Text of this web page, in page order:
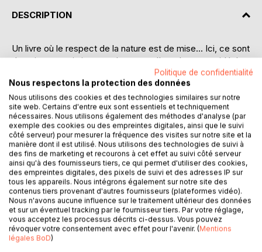
DESCRIPTION
Un livre où le respect de la nature est de mise... Ici, ce sont
des oiseaux qui viennent de trouver l'emplacement idéal
pour construire leur nid. Ils se mettent à la tâche, le
bâtissent, brindille après brindille. Le voilà enfin prêt, ils s'y
installent quand soudain : BROUM, BROUM,
BROUOUOUM...
Une belle histoire mise en images par l'artiste MAD, qui est
allée rechercher dans ses crayons du monde merveilleux
de l'enfance... Cela donne de beaux dessins, pleins de
fraîcheur et de tendresse, pour le plus grand plaisir des
petits et des grands !
Livre n°16 de la collection "Les contes de Valérie
Bonenfant", dont la vocation est :
- d'offrir du beau, de la poésie, de la douceur au monde...
- de susciter chez le lecteur, jeune et moins jeune,
Politique de confidentialité
Nous respectons la protection des données
Nous utilisons des cookies et des technologies similaires sur notre
site web. Certains d'entre eux sont essentiels et techniquement
nécessaires. Nous utilisons également des méthodes d'analyse (par
exemple des cookies ou des empreintes digitales, ainsi que le suivi
côté serveur) pour mesurer la fréquence des visites sur notre site et la
manière dont il est utilisé. Nous utilisons des technologies de suivi à
des fins de marketing et recourons à cet effet au suivi côté serveur
ainsi qu'à des fournisseurs tiers, ce qui permet d'utiliser des cookies,
des empreintes digitales, des pixels de suivi et des adresses IP sur
tous les appareils. Nous intégrons également sur notre site des
contenus tiers provenant d'autres fournisseurs (plateformes vidéo).
Nous n'avons aucune influence sur le traitement ultérieur des données
et sur un éventuel tracking par le fournisseur tiers. Par votre réglage,
vous acceptez les processus décrits ci-dessus. Vous pouvez
révoquer votre consentement avec effet pour l'avenir. (Mentions
légales BoD)